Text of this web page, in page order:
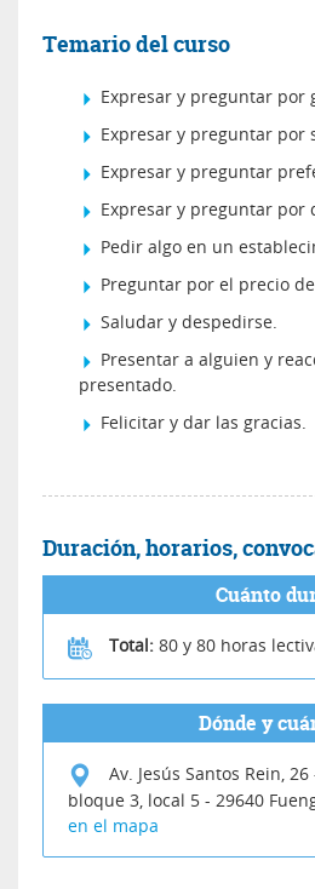
Temario del curso
Expresar y preguntar por
Expresar y preguntar por
Expresar y preguntar
Expresar y preguntar por
Pedir algo en un
Preguntar por el precio
Saludar y despedirse.
Presentar a alguien y
presentado.
Felicitar y dar las gracias.
Duración, horarios,
Cuánto
Total: 80 y 80 horas
Dónde y
Av. Jesús Santos Rein,
bloque 3, local 5 - 29640
en el mapa